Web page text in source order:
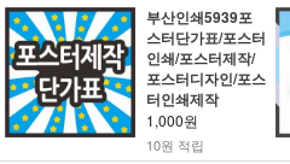
부산인쇄5939포
스터단가표/포스터
인쇄/포스터제작/
포스터디자인/포스
터인쇄제작
1,000원
10원 적립